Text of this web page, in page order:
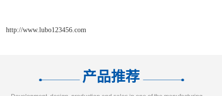
http://www.lubo123456.com
产品推荐